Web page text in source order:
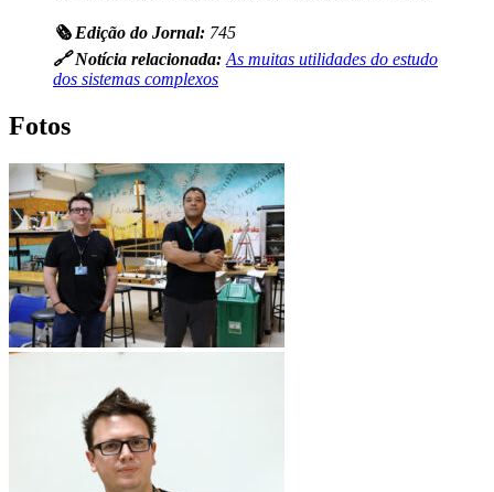
🗞️ Edição do Jornal: 745
🔗 Notícia relacionada: As muitas utilidades do estudo
dos sistemas complexos
Fotos